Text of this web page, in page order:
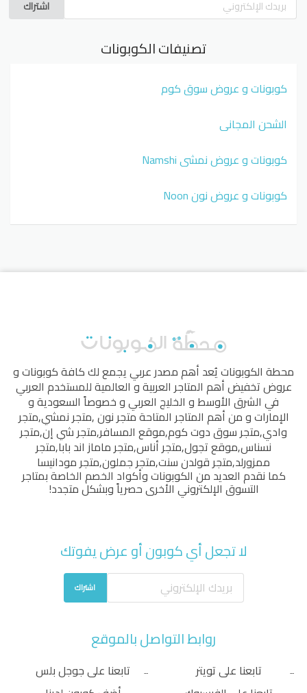
اشتراك
تصنيفات الكوبونات
كوبونات و عروض سوق كوم
الشحن المجاني
كوبونات و عروض نمشي Namshi
كوبونات و عروض نون Noon
محطة الكوبوناتيُعد أهم مصدر عربي يجمع لك كافة كوبونات و
عروض تخفيض أهم المتاجر العربية و العالمية للمستخدم العربي
في الشرق الأوسط و الخليج العربي و خصوصاً السعودية و
الإمارات و من أهم المتاجر المتاحةمتجر نون,متجر نمشي,متجر
وادي,متجر سوق دوت كوم,موقع المسافر,متجر شي إن,متجر
نسناس,موقع تجول,متجر أناس,متجر ماماز اند بابا,متجر
ممزورلد,متجر قولدن سنت,متجر جملون,متجر مودانيسا
كما نقدم العديد من الكوبونات وأكواد الخصم الخاصة بمتاجر
التسوق الإلكتروني الأخرى حصرياً وبشكل متجدد!
لا تجعل أي كوبون أو عرض يفوتك
اشتراك
روابط التواصل بالموقع
تابعنا على تويتر
تابعنا على جوجل بلس